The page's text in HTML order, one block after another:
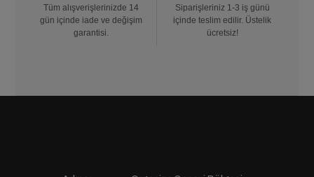
Tüm alışverişlerinizde 14
gün içinde iade ve değişim
garantisi.
Siparişleriniz 1-3 iş günü
içinde teslim edilir. Üstelik
ücretsiz!